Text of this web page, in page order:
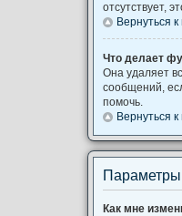
отсутствует,
Вернуться
Что делает
Она удаляет
сообщений,
помочь.
Вернуться
Параметры
Как мне